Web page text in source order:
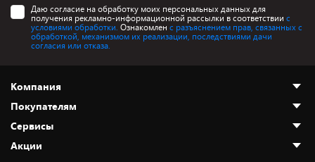
Даю согласие на обработку моих персональных данных для
получения рекламно-информационной рассылки в соответствии с
условиями обработки. Ознакомлен с разъяснением прав, связанных с
обработкой, механизмом их реализации, последствиями дачи
согласия или отказа.
Компания
О нас
Адреса магазинов
Новости
Покупателям
Как сделать заказ
Оплата и доставка
Сервисы
Акции